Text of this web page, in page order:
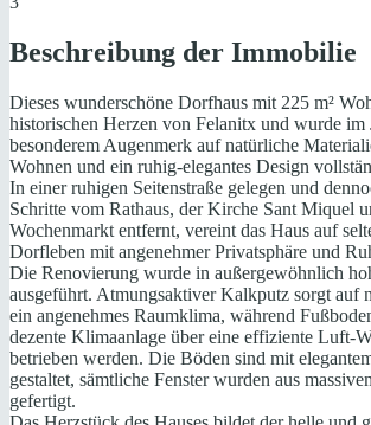
Beschreibung der Immobilie
Dieses wunderschöne Dorfhaus mit 225 m²
historischen Herzen von Felanitx und wurde im
besonderem Augenmerk auf natürliche
Wohnen und ein ruhig-elegantes Design
In einer ruhigen Seitenstraße gelegen und
Schritte vom Rathaus, der Kirche Sant Miquel
Wochenmarkt entfernt, vereint das Haus auf
Dorfleben mit angenehmer Privatsphäre und
Die Renovierung wurde in außergewöhnlich
ausgeführt. Atmungsaktiver Kalkputz sorgt auf
ein angenehmes Raumklima, während
dezente Klimaanlage über eine effiziente Luft-
betrieben werden. Die Böden sind mit
gestaltet, sämtliche Fenster wurden aus
gefertigt.